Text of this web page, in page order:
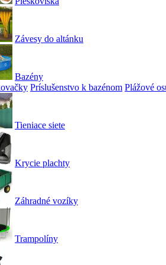
Závesy do altánku
Bazény
Príslušenstvo k bazénom Plážové
Tieniace siete
Krycie plachty
Záhradné vozíky
Trampolíny